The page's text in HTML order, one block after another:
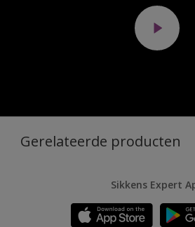
Gerelateerde producten
Sikkens Expert